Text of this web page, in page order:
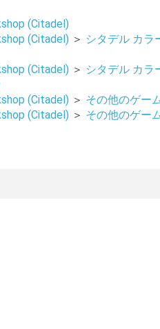
(Citadel)
(Citadel) ＞ シタデル カラ
(Citadel) ＞ シタデル カラ
(Citadel) ＞ その他のゲー
(Citadel) ＞ その他のゲー